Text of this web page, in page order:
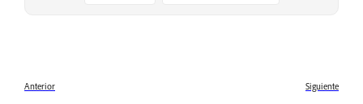
Anterior Siguiente